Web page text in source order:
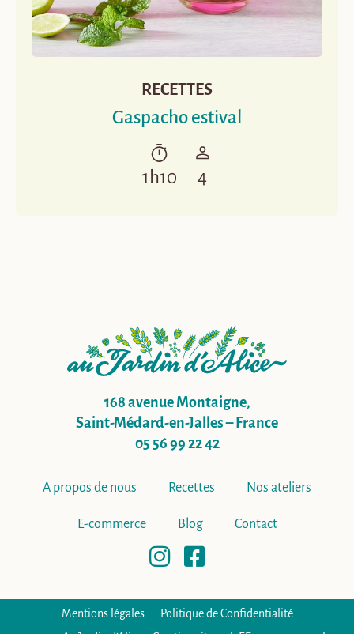
RECETTES
Gaspacho estival
1h10 4
168 avenue Montaigne,
Saint-Médard-en-Jalles – France
05 56 99 22 42
A propos de nous Recettes Nos ateliers
E-commerce Blog Contact
Mentions légales
Politique de Confidentialité